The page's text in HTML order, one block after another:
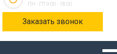
ПН - ПТ 9:00 - 18:00
Заказать звонок